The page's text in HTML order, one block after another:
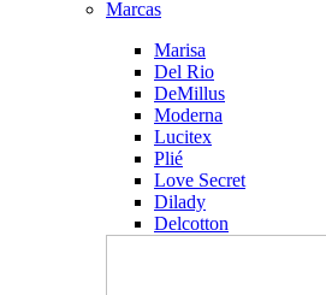
Marcas
Marisa
Del Rio
DeMillus
Moderna
Lucitex
Plié
Love Secret
Dilady
Delcotton